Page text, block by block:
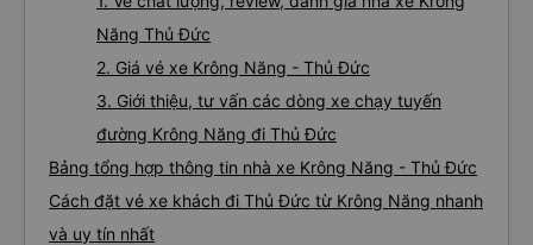
Năng Thủ Đức
2. Giá vé xe Krông Năng - Thủ Đức
3. Giới thiệu, tư vấn các dòng xe chạy tuyến
đường Krông Năng đi Thủ Đức
Bảng tổng hợp thông tin nhà xe Krông Năng - Thủ Đức
Cách đặt vé xe khách đi Thủ Đức từ Krông Năng nhanh
và uy tín nhất